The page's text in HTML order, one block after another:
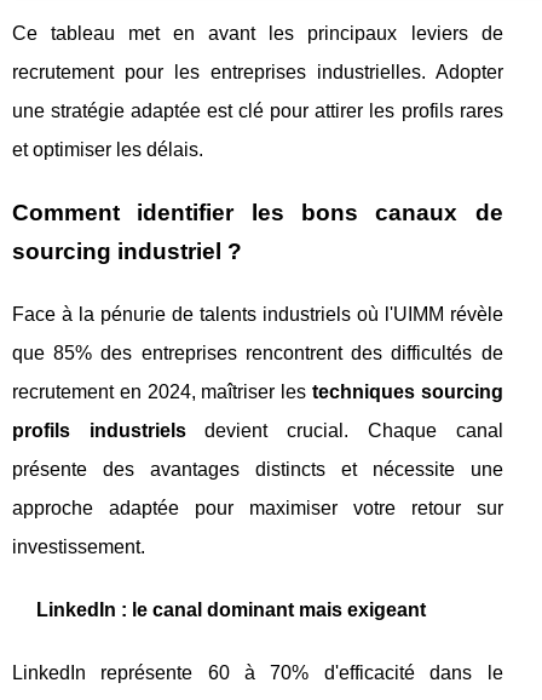
Ce tableau met en avant les principaux leviers de
recrutement pour les entreprises industrielles. Adopter
une stratégie adaptée est clé pour attirer les profils rares
et optimiser les délais.
Comment identifier les bons canaux de
sourcing industriel ?
Face à la pénurie de talents industriels où l'UIMM révèle
que 85% des entreprises rencontrent des difficultés de
recrutement en 2024, maîtriser les techniques sourcing
profils industrielsdevient crucial. Chaque canal
présente des avantages distincts et nécessite une
approche adaptée pour maximiser votre retour sur
investissement.
LinkedIn : le canal dominant mais exigeant
LinkedIn représente 60 à 70% d'efficacité dans le